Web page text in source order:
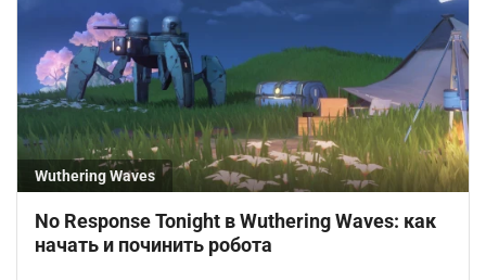
Wuthering Waves
No Response Tonight в Wuthering Waves: как
начать и починить робота